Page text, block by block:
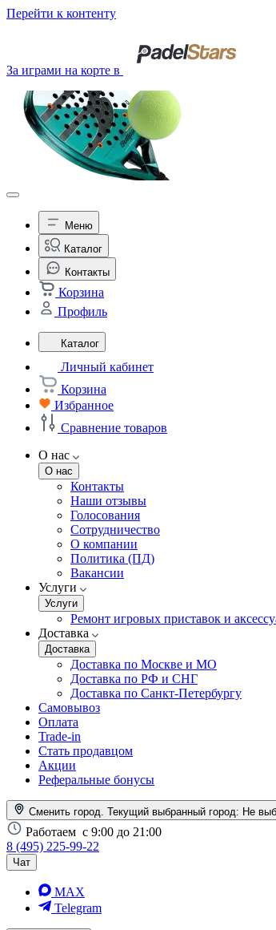
Перейти к контенту
За играми на корте в
Меню
Каталог
Контакты
Корзина
Профиль
Каталог
Личный кабинет
Корзина
Избранное
Сравнение товаров
О нас
О нас
Контакты
Наши отзывы
Голосования
Сотрудничество
О компании
Политика (ПД)
Вакансии
Услуги
Услуги
Ремонт игровых приставок и
Доставка
Доставка
Доставка по Москве и МО
Доставка по РФ и СНГ
Доставка по Санкт-Петербургу
Самовывоз
Оплата
Trade-in
Стать продавцом
Акции
Реферальные бонусы
Сменить город. Текущий выбранный город: Не
Работаем с 9:00 до 21:00
8 (495) 225-99-22
Чат
MAX
Telegram